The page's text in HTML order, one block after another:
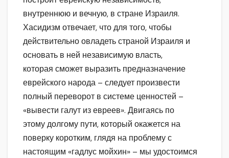
внутреннюю и вечную, в стране Израиля.
Хасидизм отвечает, что для того, чтобы
действительно овладеть страной Израиля и
основать в ней независимую власть,
которая сможет выразить предназначение
еврейского народа – следует произвести
полный переворот в системе ценностей –
«вывести галут из евреев». Двигаясь по
этому долгому пути, который окажется на
поверку коротким, глядя на проблему с
настоящим «гадлус мойхин» – мы удостоимся